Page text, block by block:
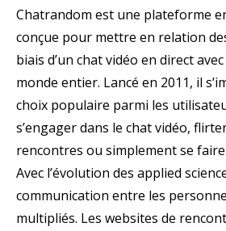
Chatrandom est une plateforme
conçue pour mettre en relation
biais d’un chat vidéo en direct
monde entier. Lancé en 2011, il
choix populaire parmi les
s’engager dans le chat vidéo,
rencontres ou simplement se
Avec l’évolution des applied
communication entre les
multipliés. Les websites de